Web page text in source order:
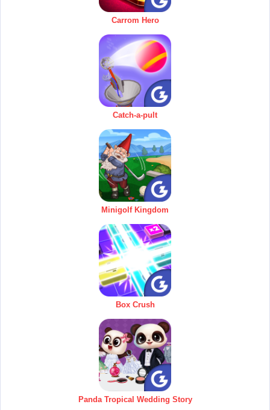
Carrom Hero
Catch-a-pult
Minigolf Kingdom
Box Crush
Panda Tropical Wedding Story